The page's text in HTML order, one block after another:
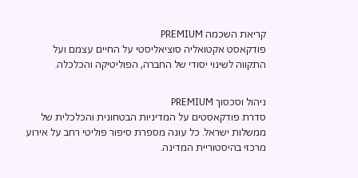
קריאת השכמה PREMIUM
פודקאסט אקטואליה סוציאליסטי על החיים עצמם ועל
התקווה לשינוי יסודי של החברה, הפוליטיקה והכלכלה.
ניהול וסכסוך PREMIUM
סדרת פודקאסטים על המדיניות הבטחונית והכלכלית של
ממשלות ישראל. כל עונה מספרת סיפור פוליטי רחב על אירוע
מרכזי בהיסטוריית המדינה.